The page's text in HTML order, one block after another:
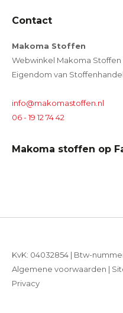
Contact
Makoma Stoffen
Webwinkel Makoma Stoffen
Eigendom van
info@makomastoffen.nl
06 - 19 12 74 42
Makoma stoffen op
KvK: 04032854 | Btw-
Algemene voorwaarden |
Privacy